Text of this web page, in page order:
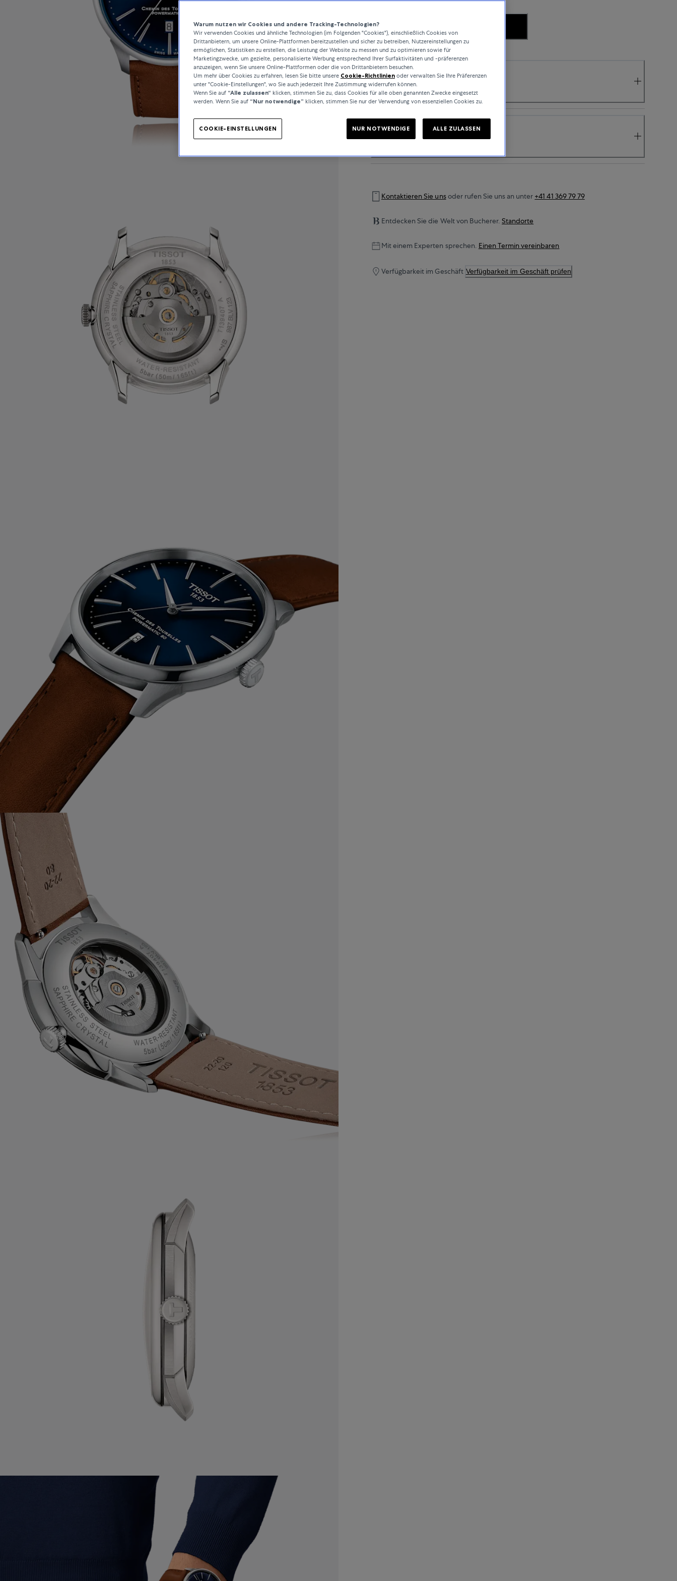
PRODUKTDETAILS
Kontaktieren Sie unsoder rufen Sie uns an unter +41 41 369 79 79
Entdecken Sie die Welt von Bucherer. Standorte
Mit einem Experten sprechen. Einen Termin vereinbaren
Verfügbarkeit im Geschäft Verfügbarkeit im Geschäft prüfen
Warum nutzen wir Cookies und andere Tracking-Technologien?
Wir verwenden Cookies und ähnliche Technologien (im Folgenden "Cookies"), einschließlich Cookies von
Drittanbietern, um unsere Online-Plattformen bereitzustellen und sicher zu betreiben, Nutzereinstellungen zu
ermöglichen, Statistiken zu erstellen, die Leistung der Website zu messen und zu optimieren sowie für
Marketingzwecke, um gezielte, personalisierte Werbung entsprechend Ihrer Surfaktivitäten und -präferenzen
anzuzeigen, wenn Sie unsere Online-Plattformen oder die von Drittanbietern besuchen.
Um mehr über Cookies zu erfahren, lesen Sie bitte unsere Cookie-Richtlinien oder verwalten Sie Ihre Präferenzen
unter "Cookie-Einstellungen", wo Sie auch jederzeit Ihre Zustimmung widerrufen können.
Wenn Sie auf “Alle zulassen“ klicken, stimmen Sie zu, dass Cookies für alle oben genannten Zwecke eingesetzt
werden. Wenn Sie auf “Nur notwendige” klicken, stimmen Sie nur der Verwendung von essenziellen Cookies zu.
COOKIE-EINSTELLUNGEN NUR NOTWENDIGE ALLE ZULASSEN